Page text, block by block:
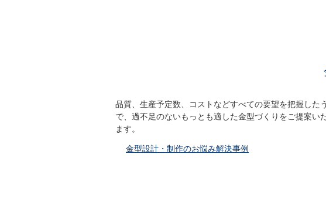
品質、生産予定数、コストなどすべての要望を把握した
で、過不足のないもっとも適した金型づくりをご提案い
ます。
金型設計・制作のお悩み解決事例